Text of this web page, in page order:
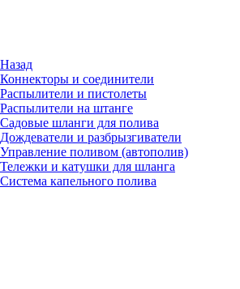
Назад
Коннекторы и соединители
Распылители и пистолеты
Распылители на штанге
Садовые шланги для полива
Дождеватели и разбрызгиватели
Управление поливом (автополив)
Тележки и катушки для шланга
Система капельного полива